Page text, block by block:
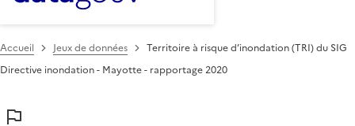
Accueil Jeux de données
Territoire à risque d’inondation (TRI) du SIG
Directive inondation - Mayotte - rapportage 2020